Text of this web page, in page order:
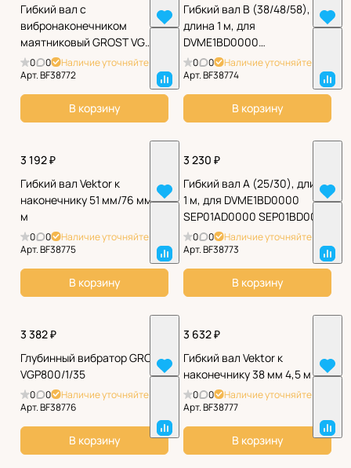
Гибкий вал с
вибронаконечником
маятниковый GROST VG
2.5/35
0 0
Наличие уточняйте
Арт.BF38772
В корзину
Гибкий вал B (38/48/58),
длина 1 м, для
DVME1BD0000
SEP01BD0000
0 0
Наличие уточняйте
Арт.BF38774
В корзину
3 192 ₽
Гибкий вал Vektor к
наконечнику 51 мм/76 мм 3
м
0 0
Наличие уточняйте
Арт.BF38775
В корзину
3 230 ₽
Гибкий вал A (25/30), длина
1 м, для DVME1BD0000
SEP01AD0000 SEP01BD0000
0 0
Наличие уточняйте
Арт.BF38773
В корзину
3 382 ₽
Глубинный вибратор GROST
VGP800/1/35
0 0
Наличие уточняйте
Арт.BF38776
В корзину
3 632 ₽
Гибкий вал Vektor к
наконечнику 38 мм 4,5 м
0 0
Наличие уточняйте
Арт.BF38777
В корзину